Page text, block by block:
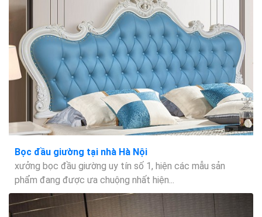
Bọc đầu giường tại nhà Hà Nội
xưởng bọc đầu giường uy tín số 1, hiện các mẫu sản
phẩm đang được ưa chuộng nhất hiện...